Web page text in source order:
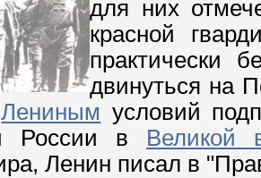
для них
красной
практически
двинуться на
Лениным условий
России в Великой
Ленин писал в